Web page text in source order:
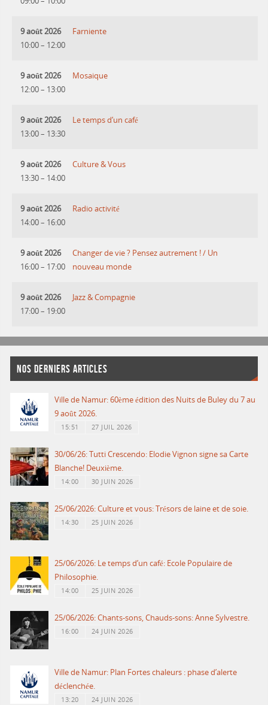
9 août 2026
10:00– 12:00
Farniente
9 août 2026
12:00– 13:00
Mosaique
9 août 2026
13:00– 13:30
Le temps d’un café
9 août 2026
13:30– 14:00
Culture & Vous
9 août 2026
14:00– 16:00
Radio activité
9 août 2026
16:00– 17:00
Changer de vie ? Pensez autrement ! / Un
nouveau monde
9 août 2026
17:00– 19:00
Jazz & Compagnie
NOS DERNIERS ARTICLES
Ville de Namur: 60ème édition des Nuits de Buley du 7 au
9 août 2026.
15:51 27 JUIL 2026
30/06/26: Tutti Crescendo: Elodie Vignon signe sa Carte
Blanche! Deuxième.
14:00 30 JUIN 2026
25/06/2026: Culture et vous: Trésors de laine et de soie.
14:30 25 JUIN 2026
25/06/2026: Le temps d’un café: Ecole Populaire de
Philosophie.
14:00 25 JUIN 2026
25/06/2026: Chants-sons, Chauds-sons: Anne Sylvestre.
16:00 24 JUIN 2026
Ville de Namur: Plan Fortes chaleurs : phase d’alerte
déclenchée.
13:20 24 JUIN 2026